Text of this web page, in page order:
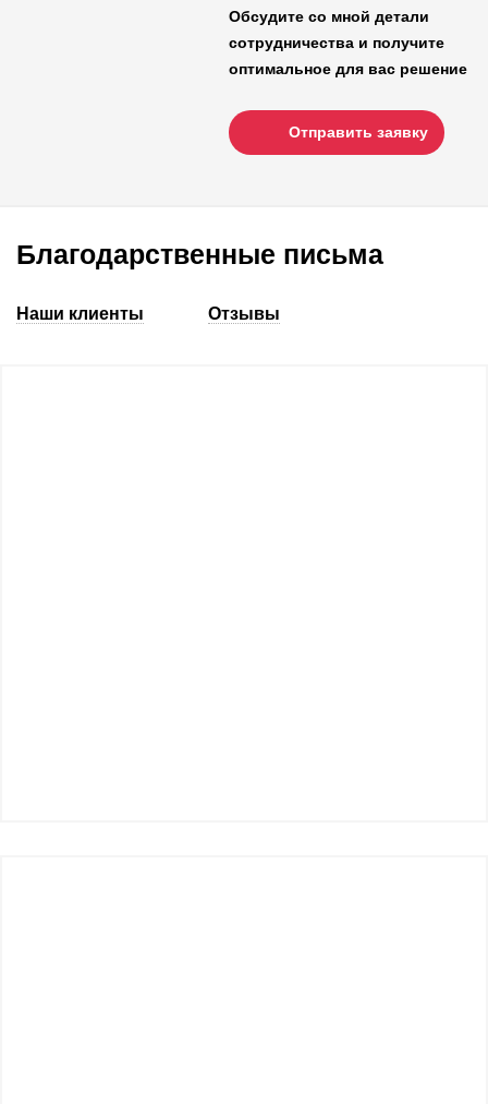
Обсудите со мной детали
сотрудничества и получите
оптимальное для вас решение
Отправить заявку
Благодарственные письма
Наши клиенты Отзывы